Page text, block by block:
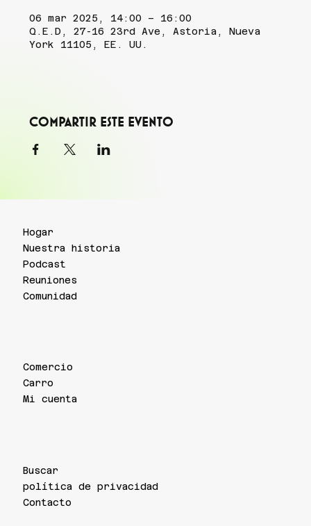
06 mar 2025, 14:00 – 16:00
Q.E.D, 27-16 23rd Ave, Astoria, Nueva
York 11105, EE. UU.
Compartir este evento
Hogar
Nuestra historia
Podcast
Reuniones
Comunidad
Comercio
Carro
Mi cuenta
Buscar
política de privacidad
Contacto